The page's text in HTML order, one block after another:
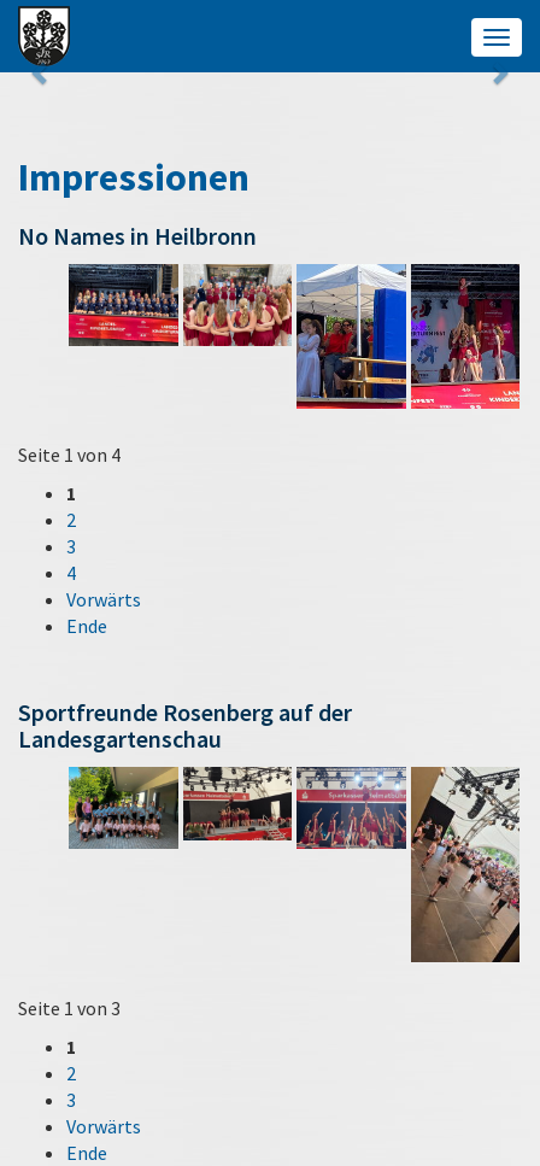
Impressionen
No Names in Heilbronn
Seite 1 von 4
1
2
3
4
Vorwärts
Ende
Sportfreunde Rosenberg auf der
Landesgartenschau
Seite 1 von 3
1
2
3
Vorwärts
Ende